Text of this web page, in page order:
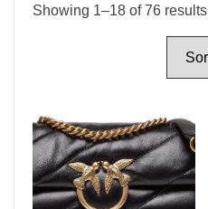
Showing 1–18 of 76 results